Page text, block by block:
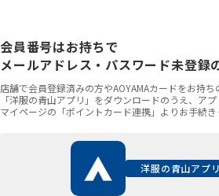
会員番号はお持ちで
メールアドレス・パスワード未登録
店舗で会員登録済みの方やAOYAMAカードをお持ち
「洋服の青山アプリ」をダウンロードのうえ、アプ
マイページの「ポイントカード連携」よりお手続き
洋服の青山アプ